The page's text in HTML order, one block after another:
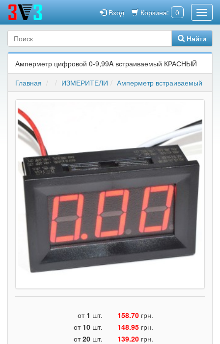
Корзина: 0
Вход
Найти
Амперметр цифровой 0-9,99A встраиваемый КРАСНЫЙ
Главная
ИЗМЕРИТЕЛИ Амперметр встраиваемый
от 1 шт. 158.70 грн.
от 10 шт. 148.95 грн.
от20 шт. 139.20 грн.